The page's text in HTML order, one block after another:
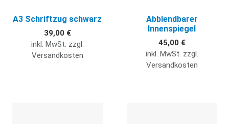
A3 Schriftzug schwarz
39,00 €
inkl. MwSt. zzgl.
Versandkosten
Abblendbarer
Innenspiegel
45,00 €
inkl. MwSt. zzgl.
Versandkosten